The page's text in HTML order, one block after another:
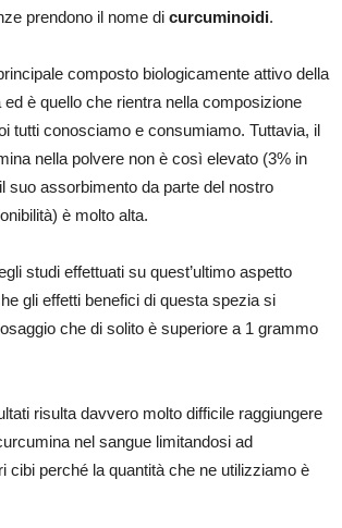
prendono il nome di curcuminoidi.
composto biologicamente attivo della
è quello che rientra nella composizione
tutti conosciamo e consumiamo. Tuttavia, il
nella polvere non è così elevato (3% in
suo assorbimento da parte del nostro
è molto alta.
studi effettuati su quest’ultimo aspetto
gli effetti benefici di questa spezia si
che di solito è superiore a 1 grammo
risulta davvero molto difficile raggiungere
nel sangue limitandosi ad
cibi perché la quantità che ne utilizziamo è